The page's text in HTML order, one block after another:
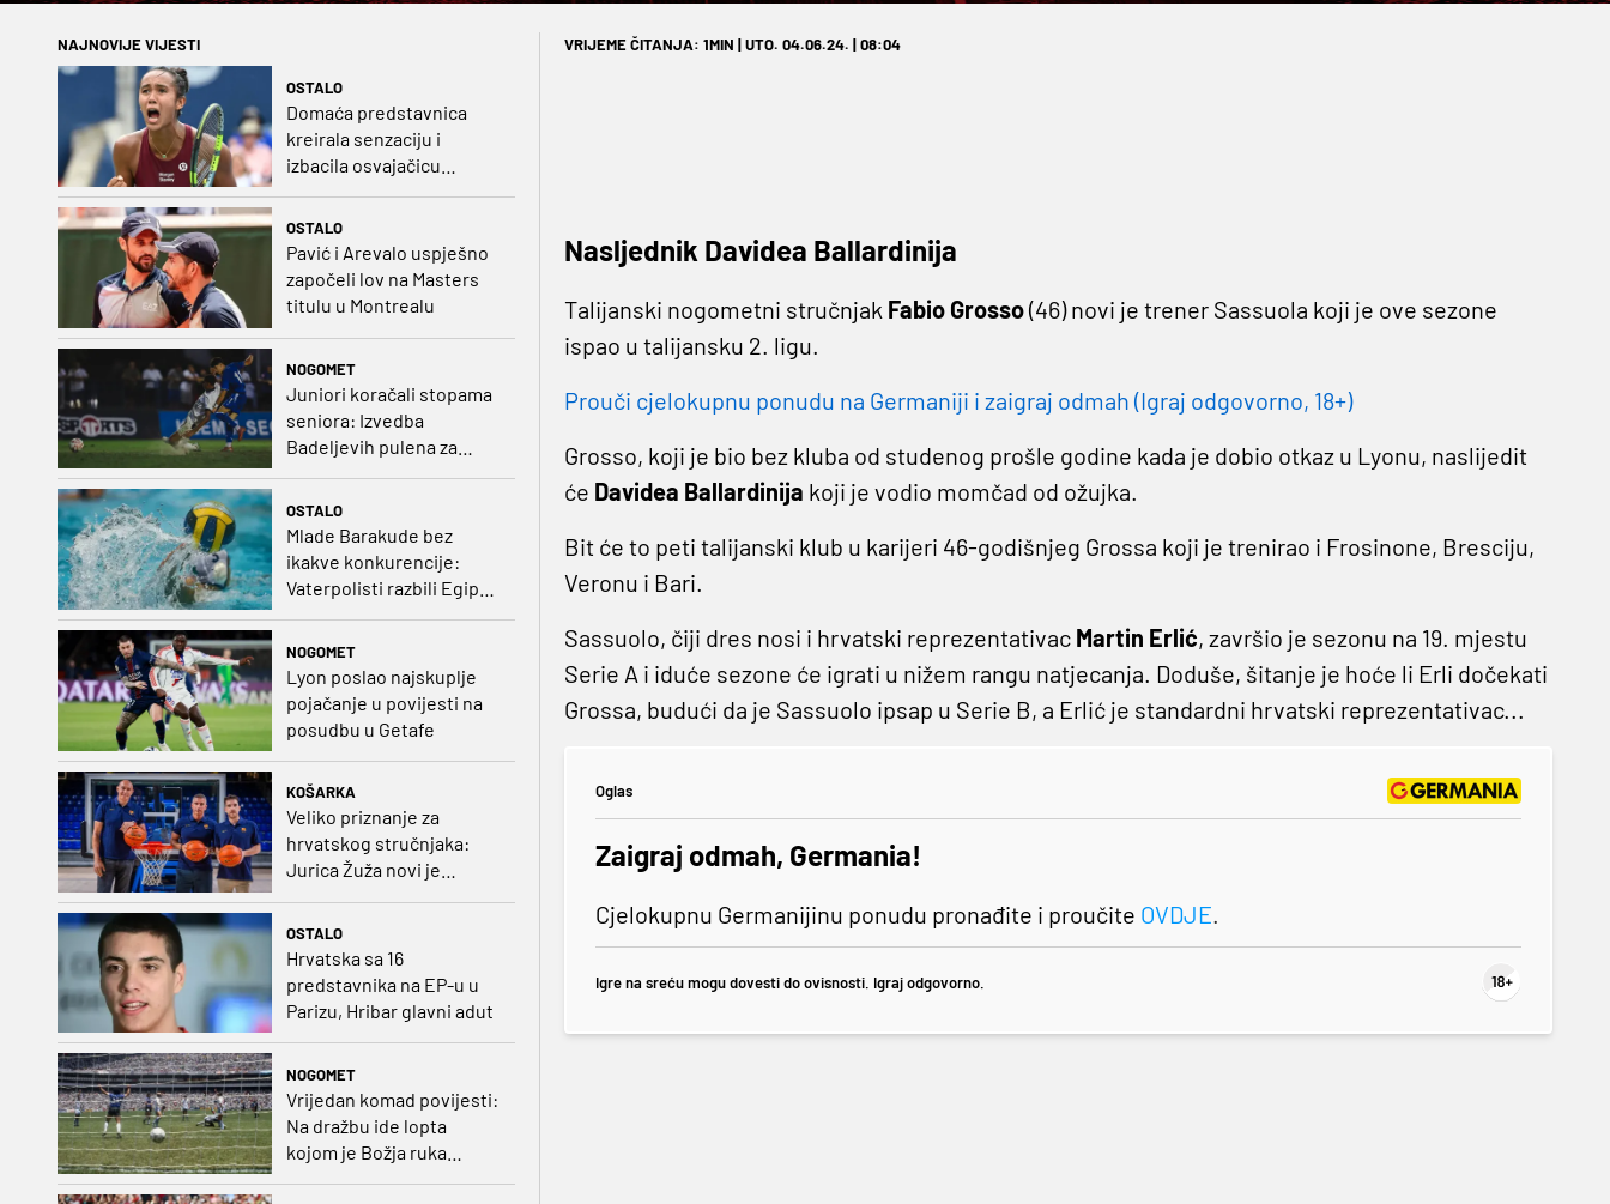
NAJNOVIJE VIJESTI
OSTALO
Domaća predstavnica
kreirala senzaciju i
izbacila osvajačicu
OSTALO
Pavić i Arevalo uspješno
započeli lov na Masters
titulu u Montrealu
NOGOMET
Juniori koračali stopama
seniora: Izvedba
Badeljevih pulena za
čistu peticu protiv
OSTALO
Mlade Barakude bez
ikakve konkurencije:
Vaterpolisti razbili Egipat
za polufinale SP-a!
NOGOMET
Lyon poslao najskuplje
pojačanje u povijesti na
posudbu u Getafe
KOŠARKA
Veliko priznanje za
hrvatskog stručnjaka:
Jurica Žuža novi je
OSTALO
Hrvatska sa 16
predstavnika na EP-u u
Parizu, Hribar glavni adut
NOGOMET
Vrijedan komad povijesti:
Na dražbu ide lopta
kojom je Božja ruka
VRIJEME ČITANJA: 1MIN | UTO. 04.06.24. | 08:04
Nasljednik Davidea Ballardinija
Talijanski nogometni stručnjak Fabio Grosso(46) novi je trener Sassuola koji je ove sezone
ispao u talijansku 2. ligu.
Prouči cjelokupnu ponudu na Germaniji i zaigraj odmah (Igraj odgovorno, 18+)
Grosso, koji je bio bez kluba od studenog prošle godine kada je dobio otkaz u Lyonu, naslijedit
će Davidea Ballardinija koji je vodio momčad od ožujka.
Bit će to peti talijanski klub u karijeri 46-godišnjeg Grossa koji je trenirao i Frosinone, Bresciju,
Veronu i Bari.
Sassuolo, čiji dres nosi i hrvatski reprezentativac Martin Erlić, završio je sezonu na 19. mjestu
Serie A i iduće sezone će igrati u nižem rangu natjecanja. Doduše, šitanje je hoće li Erli dočekati
Grossa, budući da je Sassuolo ipsap u Serie B, a Erlić je standardni hrvatski reprezentativac...
Oglas
Zaigraj odmah, Germania!
Cjelokupnu Germanijinu ponudu pronađite i proučite OVDJE.
Igre na sreću mogu dovesti do ovisnosti. Igraj odgovorno.